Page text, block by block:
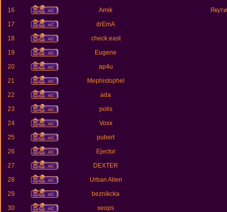
16
Amik
17
drEmA
18
check.east
19
Eugene
20
ap4u
21
Mephistophel
22
ada
23
polis
24
Voxx
25
pubert
26
Ejector
27
DEXTER
28
Urban Alien
29
beznikcka
30
xeops